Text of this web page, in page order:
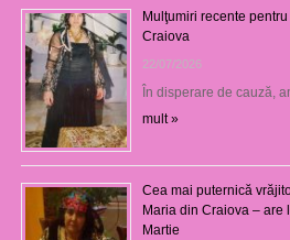
Mulţumiri recente
Craiova
22/07/2026
În disperare de cauză,
mult »
Cea mai puternică
Maria din Craiova –
Martie